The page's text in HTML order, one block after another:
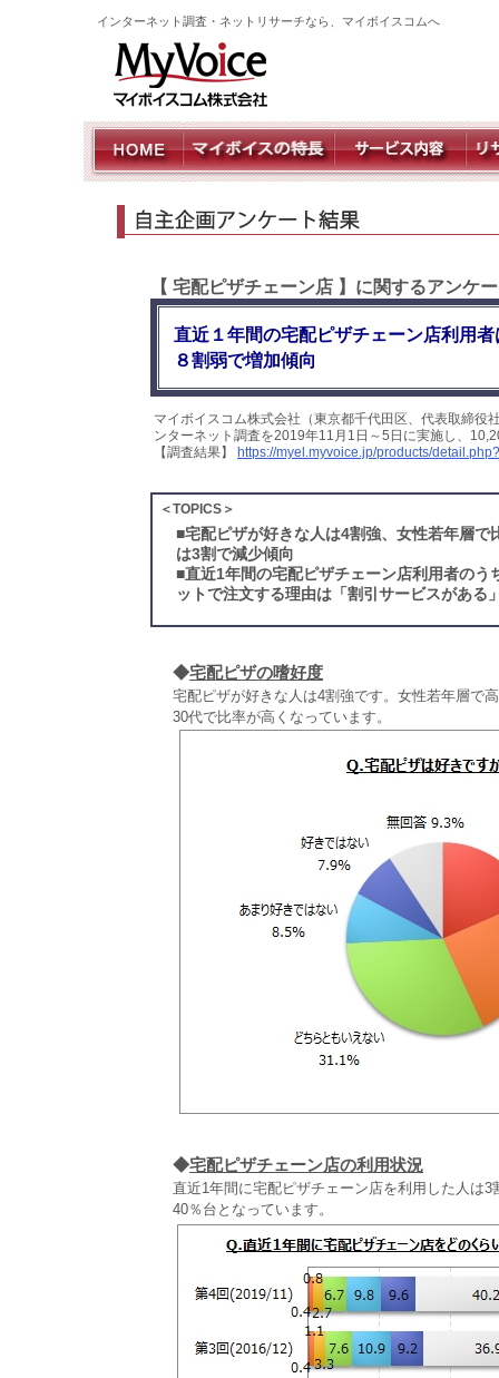
インターネット調査・ネットリサーチなら、マイボイスコムへ
【 宅配ピザチェーン店 】に関するアンケ
直近１年間の宅配ピザチェーン店利用
８割弱で増加傾向
マイボイスコム株式会社（東京都千代田区、代表取締役
ンターネット調査を2019年11月1日～5日に実施し、
【調査結果】
https://myel.myvoice.jp/products/
＜TOPICS＞
■宅配ピザが好きな人は4割強、女性若年層
は3割で減少傾向
■直近1年間の宅配ピザチェーン店利用者の
ットで注文する理由は「割引サービスがある
◆宅配ピザの嗜好度
宅配ピザが好きな人は4割強です。女性若年層で
30代で比率が高くなっています。
◆宅配ピザチェーン店の利用状況
直近1年間に宅配ピザチェーン店を利用した人は
40％台となっています。